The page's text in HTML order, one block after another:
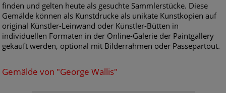
finden und gelten heute als gesuchte Sammlerstücke. Diese
Gemälde können als Kunstdrucke als unikate Kunstkopien auf
original Künstler-Leinwand oder Künstler-Bütten in
individuellen Formaten in der Online-Galerie der Paintgallery
gekauft werden, optional mit Bilderrahmen oder Passepartout.
Gemälde von "George Wallis"